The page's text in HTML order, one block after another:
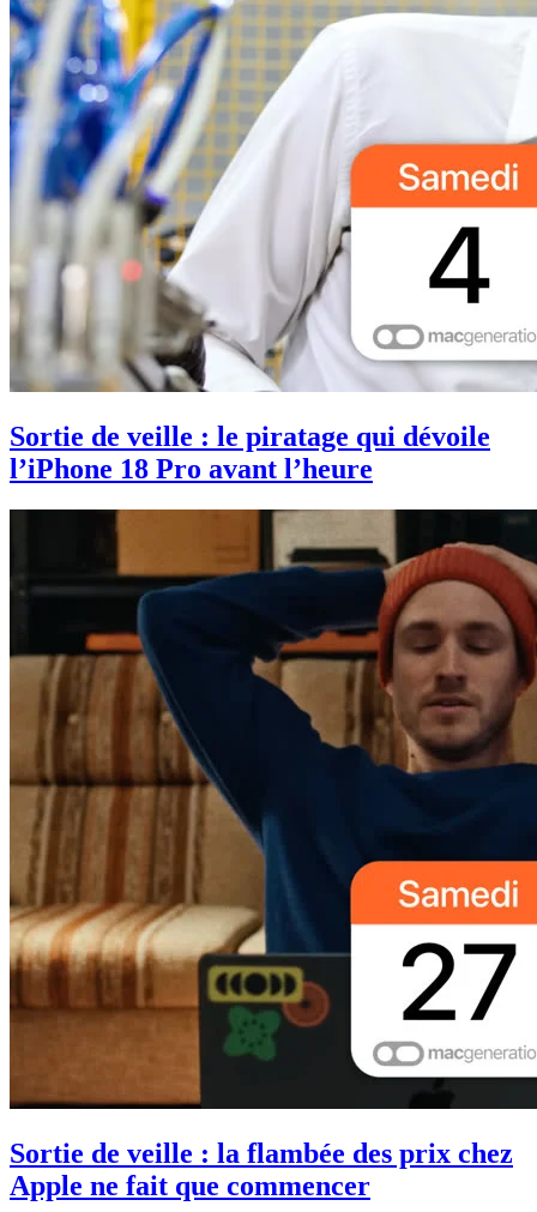
Sortie de veille : le piratage qui dévoile
l’iPhone 18 Pro avant l’heure
Sortie de veille : la flambée des prix chez
Apple ne fait que commencer